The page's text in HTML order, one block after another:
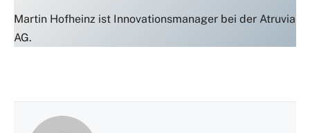
Martin Hofheinz ist Innovationsmanager bei der Atruvia
AG.